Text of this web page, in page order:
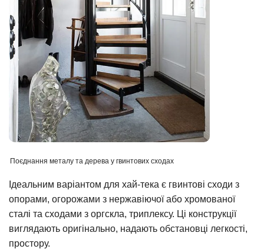
Поєднання металу та дерева у гвинтових сходах
Ідеальним варіантом для хай-тека є гвинтові сходи з
опорами, огорожами з нержавіючої або хромованої
сталі та сходами з оргскла, триплексу. Ці конструкції
виглядають оригінально, надають обстановці легкості,
простору.